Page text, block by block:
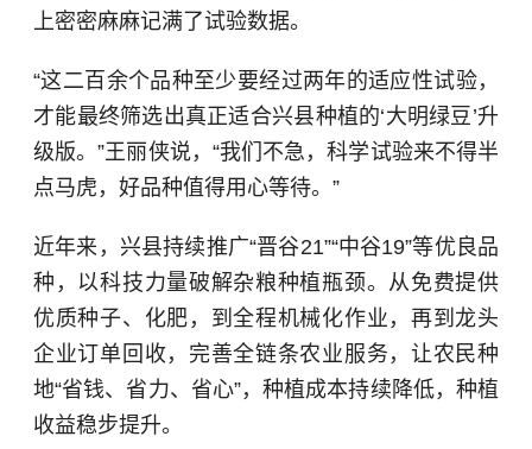
上密密麻麻记满了试验数据。
“这二百余个品种至少要经过两年的适应性试验，
才能最终筛选出真正适合兴县种植的‘大明绿豆’升
级版。”王丽侠说，“我们不急，科学试验来不得半
点马虎，好品种值得用心等待。”
近年来，兴县持续推广“晋谷21”“中谷19”等优良品
种，以科技力量破解杂粮种植瓶颈。从免费提供
优质种子、化肥，到全程机械化作业，再到龙头
企业订单回收，完善全链条农业服务，让农民种
地“省钱、省力、省心”，种植成本持续降低，种植
收益稳步提升。